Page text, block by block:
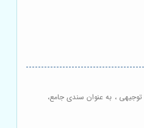
، به عنوان سندی جامع،